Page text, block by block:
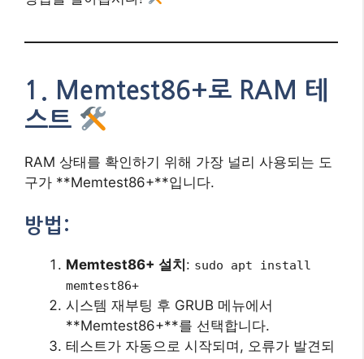
1. Memtest86+로 RAM 테
스트
RAM 상태를 확인하기 위해 가장 널리 사용되는 도
구가 **Memtest86+**입니다.
방법:
Memtest86+ 설치: sudo apt install
memtest86+
시스템 재부팅 후 GRUB 메뉴에서
**Memtest86+**를 선택합니다.
테스트가 자동으로 시작되며, 오류가 발견되